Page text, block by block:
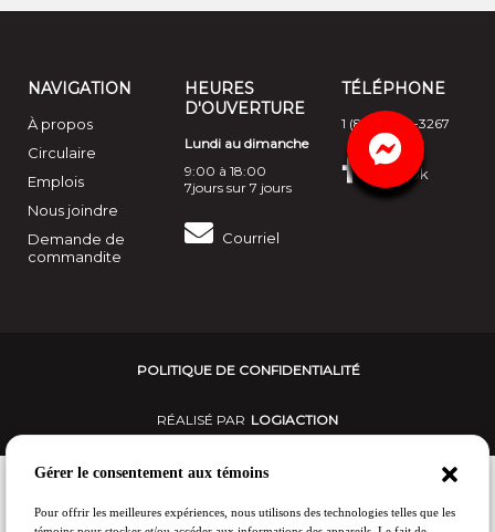
NAVIGATION
À propos
Circulaire
Emplois
Nous joindre
Demande de
commandite
HEURES
D'OUVERTURE
Lundi au dimanche
9:00 à 18:00
7jours sur 7 jours
Courriel
TÉLÉPHONE
1 (888) 390-3267
acebook
POLITIQUE DE CONFIDENTIALITÉ
RÉALISÉ PAR LOGIACTION
Gérer le consentement aux témoins
Pour offrir les meilleures expériences, nous utilisons des technologies telles que les